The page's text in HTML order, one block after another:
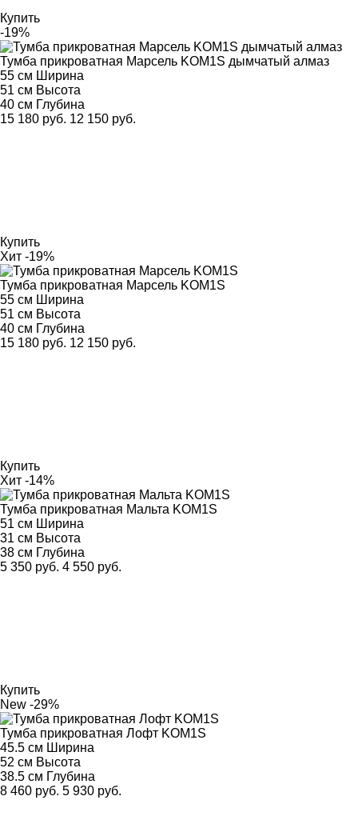
Купить
-19%
Тумба прикроватная Марсель KOM1S дымчатый алмаз
55 см Ширина
51 см Высота
40 см Глубина
15 180 руб. 12 150 руб.
Купить
Хит -19%
Тумба прикроватная Марсель KOM1S
55 см Ширина
51 см Высота
40 см Глубина
15 180 руб. 12 150 руб.
Купить
Хит -14%
Тумба прикроватная Мальта KOM1S
51 см Ширина
31 см Высота
38 см Глубина
5 350 руб. 4 550 руб.
Купить
New -29%
Тумба прикроватная Лофт KOM1S
45.5 см Ширина
52 см Высота
38.5 см Глубина
8 460 руб. 5 930 руб.